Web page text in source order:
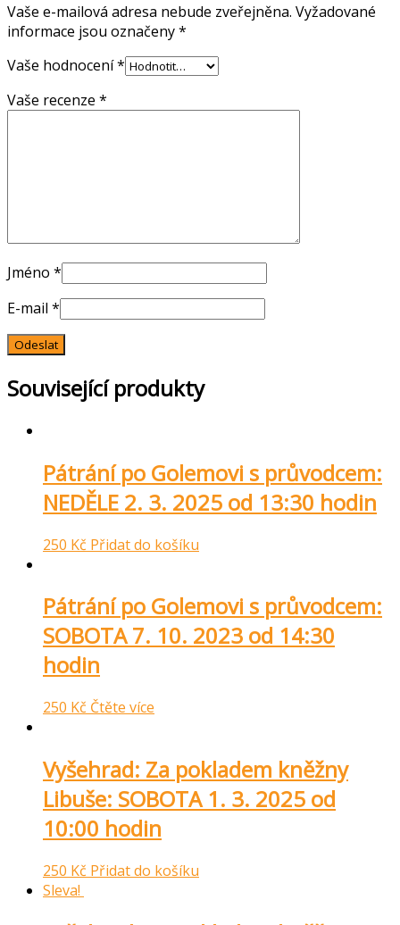
Vaše e-mailová adresa nebude zveřejněna. Vyžadované
informace jsou označeny*
Vaše hodnocení*
Vaše recenze *
Jméno *
E-mail *
Související produkty
Pátrání po Golemovi s průvodcem:
NEDĚLE 2. 3. 2025 od 13:30 hodin
250 Kč Přidat do košíku
Pátrání po Golemovi s průvodcem:
SOBOTA 7. 10. 2023 od 14:30
hodin
250 Kč Čtěte více
Vyšehrad: Za pokladem kněžny
Libuše: SOBOTA 1. 3. 2025 od
10:00 hodin
250 Kč Přidat do košíku
Sleva!